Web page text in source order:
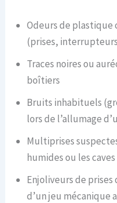
Odeurs de plastique
(prises,
Traces noires ou
boîtiers
Bruits inhabituels
lors de l’allumage
Multiprises
humides ou les caves
Enjoliveurs de
d’un jeu mécanique